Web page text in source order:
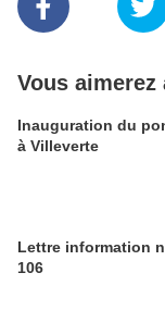
Vous aimerez
Inauguration du
à Villeverte
Lettre information
106